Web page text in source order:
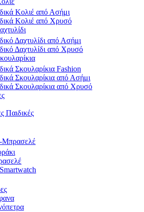
Κολιέ από Ασήμι
Κολιέ από Χρυσό
Δαχτυλίδι από Ασήμι
Δαχτυλίδι από Χρυσό
Σκουλαρίκια Fashion
Σκουλαρίκια από Ασήμι
Σκουλαρίκια από Χρυσό
Παιδικές
Μπρασελέ